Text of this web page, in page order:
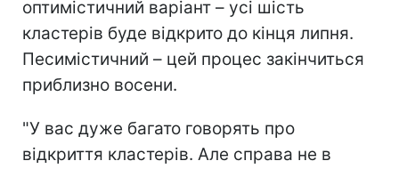
оптимістичний варіант – усі шість
кластерів буде відкрито до кінця липня.
Песимістичний – цей процес закінчиться
приблизно восени.
"У вас дуже багато говорять про
відкриття кластерів. Але справа не в